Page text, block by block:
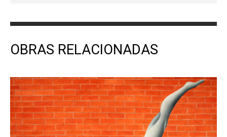
OBRAS RELACIONADAS